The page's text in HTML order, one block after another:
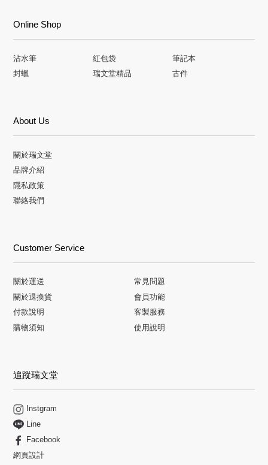
Online Shop
沾水筆 紅包袋
筆記本
封蠟
瑞文堂精品 古件
About Us
關於瑞文堂
品牌介紹
隱私政策
聯絡我們
Customer Service
關於運送
常見問題
關於退換貨
會員功能
付款說明
客製服務
購物須知
使用說明
追蹤瑞文堂
Instgram
Line
Facebook
網頁設計